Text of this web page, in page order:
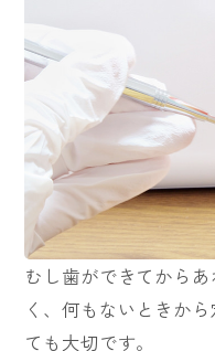
むし歯ができてから
く、何もないときか
ても大切です。